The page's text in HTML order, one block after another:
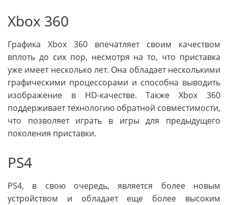
Xbox 360
Графика Xbox 360 впечатляет своим качеством
вплоть до сих пор, несмотря на то, что приставка
уже имеет несколько лет. Она обладает несколькими
графическими процессорами и способна выводить
изображение в HD-качестве. Также Xbox 360
поддерживает технологию обратной совместимости,
что позволяет играть в игры для предыдущего
поколения приставки.
PS4
PS4, в свою очередь, является более новым
устройством и обладает еще более высоким